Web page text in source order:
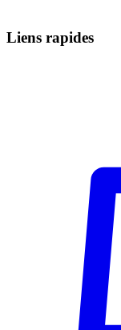
Liens rapides